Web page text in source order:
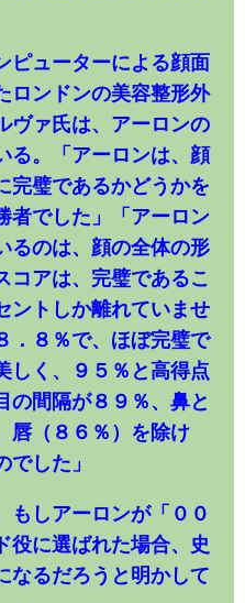
ピューターによる顔面
ロンドンの美容整形外
ヴァ氏は、アーロンの
る。「アーロンは、顔
完璧であるかどうかを
者でした」「アーロン
るのは、顔の全体の形
コアは、完璧であるこ
ントしか離れていませ
．８％で、ほぼ完璧で
しく、９５％と高得点
の間隔が８９％、鼻と
唇（８６％）を除け
でした」
もしアーロンが「００
役に選ばれた場合、史
なるだろうと明かして